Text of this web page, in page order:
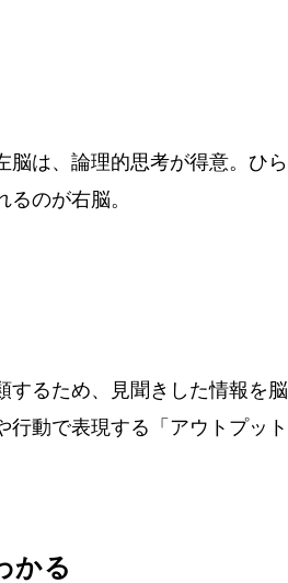
脳は、論理的思考が得意。ひら
のが右脳。
するため、見聞きした情報を脳
動で表現する「アウトプット
かる